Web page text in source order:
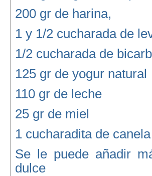
200 gr de harina,
1 y 1/2 cucharada de
1/2 cucharada de
125 gr de yogur natural
110 gr de leche
25 gr de miel
1 cucharadita de
Se le puede añadir
dulce